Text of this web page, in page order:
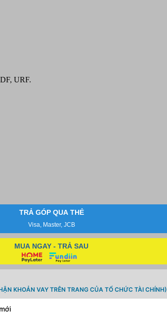
URF.
TRẢ GÓP QUA THẺ
Visa, Master, JCB
MUA NGAY - TRẢ SAU
KHOẢN VAY TRÊN TRANG CỦA TỔ CHỨC TÀI CHÍNH)